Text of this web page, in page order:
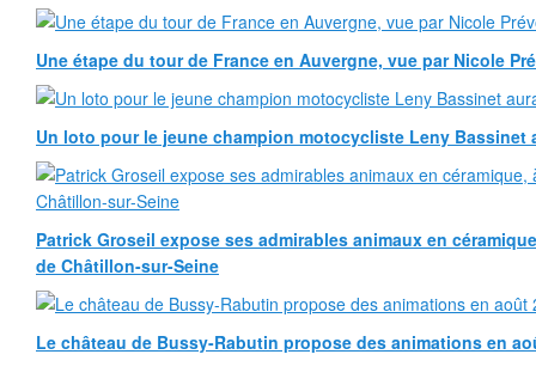
Une étape du tour de France en Auvergne, vue par Nicole
Un loto pour le jeune champion motocycliste Leny Bassinet
Patrick Groseil expose ses admirables animaux en
de Châtillon-sur-Seine
Le château de Bussy-Rabutin propose des animations en